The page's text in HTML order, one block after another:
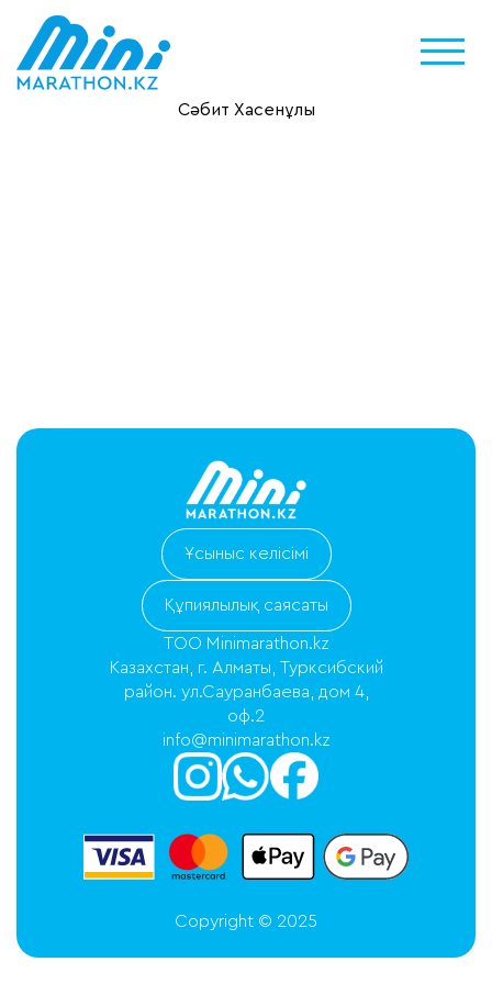
Сәбит Хасенұлы
Ұсыныс келісімі
Құпиялылық саясаты
ТОО Minimarathon.kz
Казахстан, г. Алматы, Турксибский
район. ул.Сауранбаева, дом 4,
оф.2
info@minimarathon.kz
Copyright © 2025